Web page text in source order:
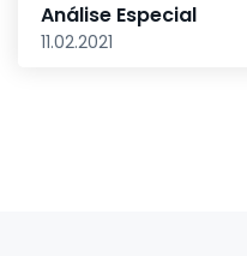
Análise Especial
11.02.2021